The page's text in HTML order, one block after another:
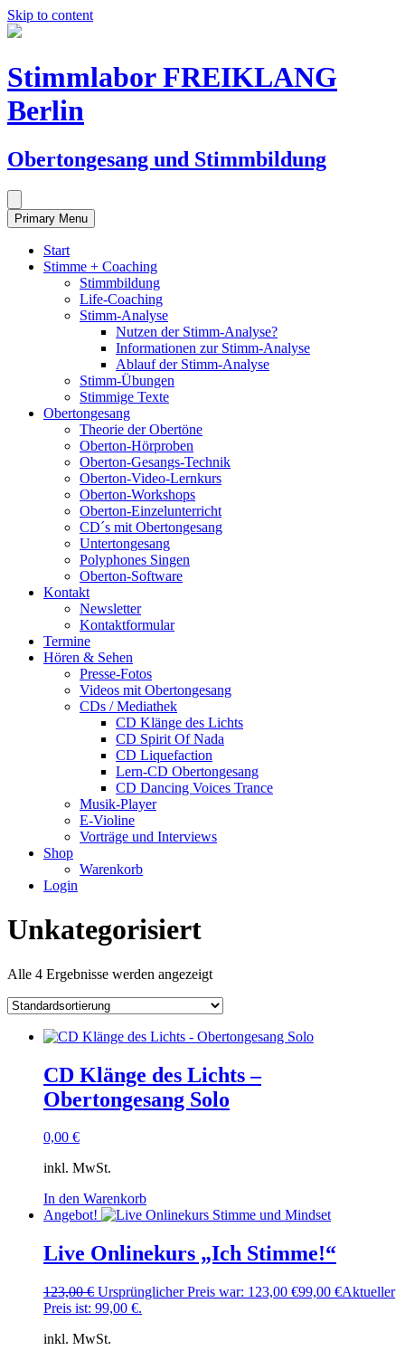
Skip to content
Stimmlabor FREIKLANG
Berlin
Obertongesang und Stimmbildung
Primary Menu
Start
Stimme + Coaching
Stimmbildung
Life-Coaching
Stimm-Analyse
Nutzen der Stimm-Analyse?
Informationen zur Stimm-Analyse
Ablauf der Stimm-Analyse
Stimm-Übungen
Stimmige Texte
Obertongesang
Theorie der Obertöne
Oberton-Hörproben
Oberton-Gesangs-Technik
Oberton-Video-Lernkurs
Oberton-Workshops
Oberton-Einzelunterricht
CD´s mit Obertongesang
Untertongesang
Polyphones Singen
Oberton-Software
Kontakt
Newsletter
Kontaktformular
Termine
Hören & Sehen
Presse-Fotos
Videos mit Obertongesang
CDs / Mediathek
CD Klänge des Lichts
CD Spirit Of Nada
CD Liquefaction
Lern-CD Obertongesang
CD Dancing Voices Trance
Musik-Player
E-Violine
Vorträge und Interviews
Shop
Warenkorb
Login
Unkategorisiert
Alle 4 Ergebnisse werden angezeigt
CD Klänge des Lichts –
Obertongesang Solo
0,00 €
inkl. MwSt.
In den Warenkorb
Angebot!
Live Onlinekurs „Ich Stimme!“
123,00€ Ursprünglicher Preis war: 123,00 €99,00 €Aktueller
Preis ist: 99,00 €.
inkl. MwSt.